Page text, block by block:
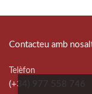
Contacteu amb
Telèfon
(+34) 977 558 746